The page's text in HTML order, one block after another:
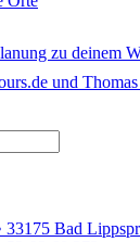
zu deinem
und
33175 Bad